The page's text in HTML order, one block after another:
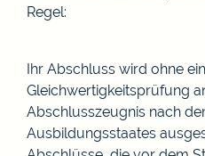
Regel:
Ihr Abschluss wird ohne
Gleichwertigkeitsprüfung
Abschlusszeugnis nach
Ausbildungsstaates